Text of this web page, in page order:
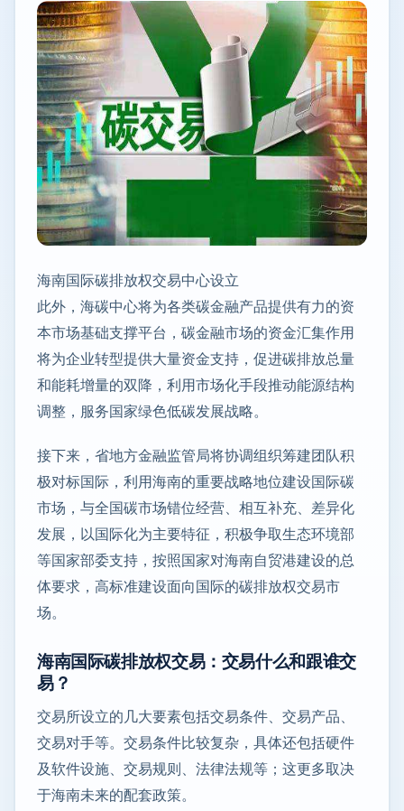
海南国际碳排放权交易中心设立
此外，海碳中心将为各类碳金融产品提供有力的资
本市场基础支撑平台，碳金融市场的资金汇集作用
将为企业转型提供大量资金支持，促进碳排放总量
和能耗增量的双降，利用市场化手段推动能源结构
调整，服务国家绿色低碳发展战略。
接下来，省地方金融监管局将协调组织筹建团队积
极对标国际，利用海南的重要战略地位建设国际碳
市场，与全国碳市场错位经营、相互补充、差异化
发展，以国际化为主要特征，积极争取生态环境部
等国家部委支持，按照国家对海南自贸港建设的总
体要求，高标准建设面向国际的碳排放权交易市
场。
海南国际碳排放权交易：交易什么和跟谁交
易？
交易所设立的几大要素包括交易条件、交易产品、
交易对手等。交易条件比较复杂，具体还包括硬件
及软件设施、交易规则、法律法规等；这更多取决
于海南未来的配套政策。